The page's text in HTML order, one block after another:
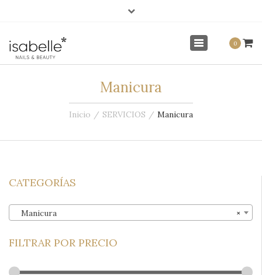
0
Toggle
navigation
Manicura
Inicio SERVICIOS Manicura
CATEGORÍAS
×
Manicura
FILTRAR POR PRECIO